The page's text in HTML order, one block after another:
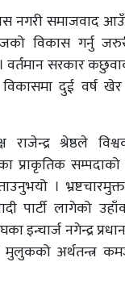
नगरी समाजवाद
विकास गर्नु
। वर्तमान सरकार
विकासमा दुई वर्ष
राजेन्द्र श्रेष्ठले
प्राकृतिक
।
पार्टी लागेको
इन्चार्ज नगेन्द्र
मुलुकको अर्थतन्त्र